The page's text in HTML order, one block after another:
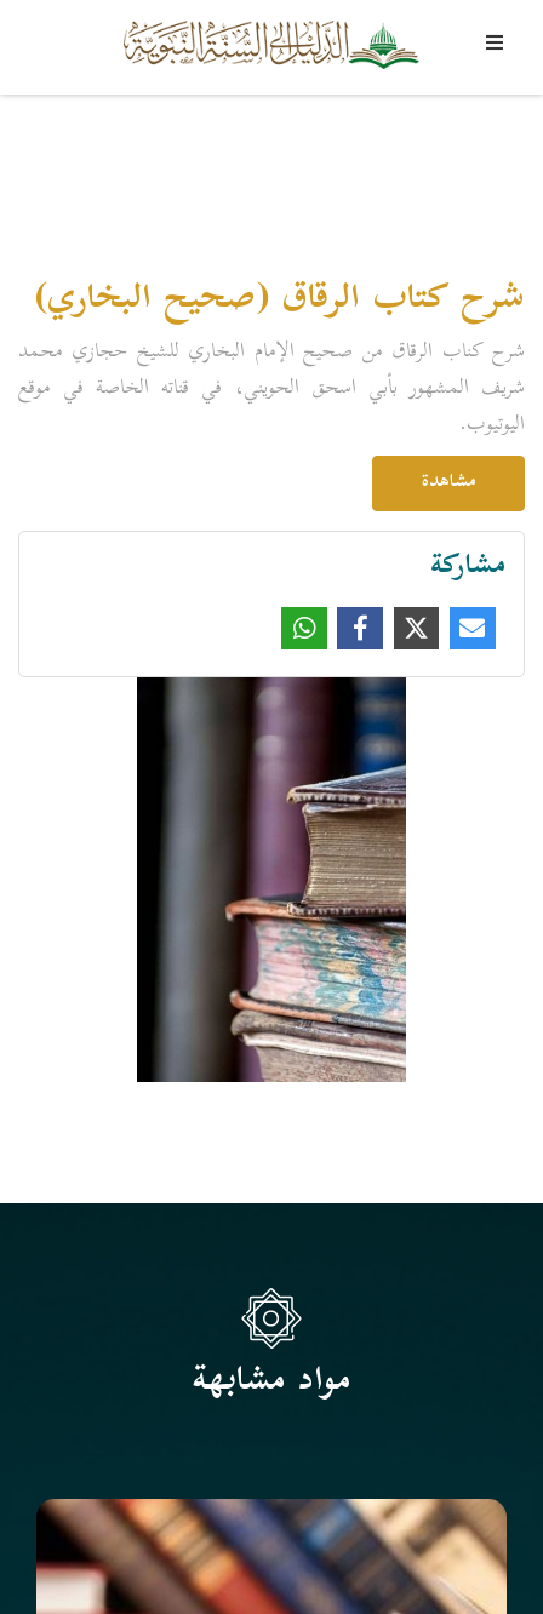
شرح كتاب الرقاق (صحيح البخاري)
شرح كناب الرقاق من صحيح الإمام البخاري للشيخ حجازي محمد
شريف المشهور بأبي اسحق الحويني، في قناته الخاصة في موقع
اليوتيوب.
مشاهدة
مشاركة
مواد مشابهة